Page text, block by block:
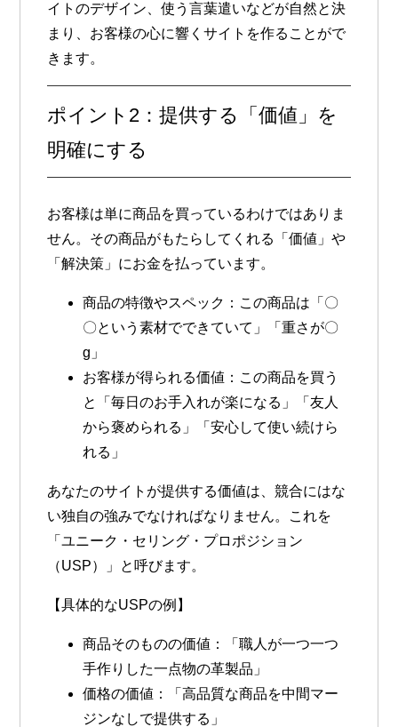
イトのデザイン、使う言葉遣いなどが自然と決
まり、お客様の心に響くサイトを作ることがで
きます。
ポイント2：提供する「価値」を
明確にする
お客様は単に商品を買っているわけではありま
せん。その商品がもたらしてくれる「価値」や
「解決策」にお金を払っています。
商品の特徴やスペック ：この商品は「〇
〇という素材でできていて」「重さが〇
g」
お客様が得られる価値 ：この商品を買う
と「毎日のお手入れが楽になる」「友人
から褒められる」「安心して使い続けら
れる」
あなたのサイトが提供する価値は、競合にはな
い独自の強みでなければなりません。これを
「ユニーク・セリング・プロポジション
（USP）」と呼びます。
【具体的なUSPの例】
商品そのものの価値 ：「職人が一つ一つ
手作りした一点物の革製品」
価格の価値 ：「高品質な商品を中間マー
ジンなしで提供する」